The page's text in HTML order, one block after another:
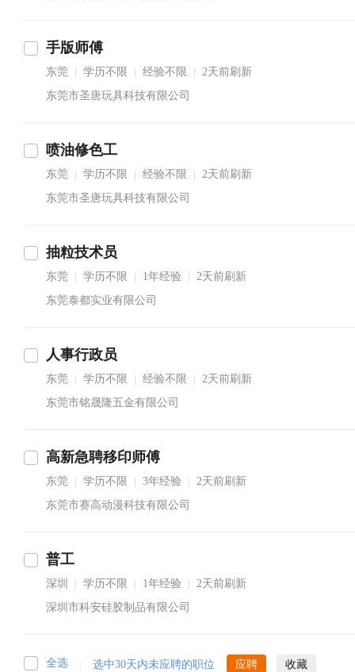
手版师傅
东莞 学历不限 经验不限
2天前刷新
东莞市圣唐玩具科技有限公司
喷油修色工
东莞 学历不限 经验不限
2天前刷新
东莞市圣唐玩具科技有限公司
抽粒技术员
东莞 学历不限 1年经验
2天前刷新
东莞泰都实业有限公司
人事行政员
东莞 学历不限 经验不限
2天前刷新
东莞市铭晟隆五金有限公司
高新急聘移印师傅
东莞 学历不限 3年经验
2天前刷新
东莞市赛高动漫科技有限公司
普工
深圳 学历不限 1年经验
2天前刷新
深圳市科安硅胶制品有限公司
全选 选中30天内未应聘的职位 应聘 收藏